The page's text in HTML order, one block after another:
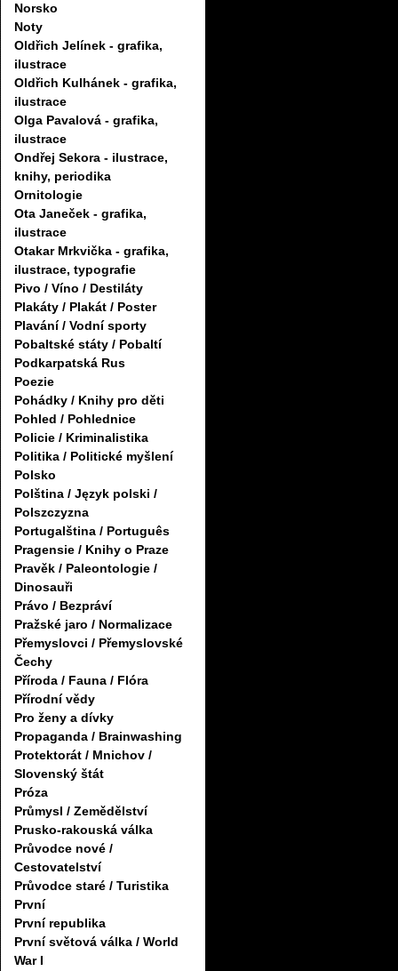
Norsko
Noty
Oldřich Jelínek - grafika,
ilustrace
Oldřich Kulhánek - grafika,
ilustrace
Olga Pavalová - grafika,
ilustrace
Ondřej Sekora - ilustrace,
knihy, periodika
Ornitologie
Ota Janeček - grafika,
ilustrace
Otakar Mrkvička - grafika,
ilustrace, typografie
Pivo / Víno / Destiláty
Plakáty / Plakát / Poster
Plavání / Vodní sporty
Pobaltské státy / Pobaltí
Podkarpatská Rus
Poezie
Pohádky / Knihy pro děti
Pohled / Pohlednice
Policie / Kriminalistika
Politika / Politické myšlení
Polsko
Polština / Język polski /
Polszczyzna
Portugalština / Português
Pragensie / Knihy o Praze
Pravěk / Paleontologie /
Dinosauři
Právo / Bezpráví
Pražské jaro / Normalizace
Přemyslovci / Přemyslovské
Čechy
Příroda / Fauna / Flóra
Přírodní vědy
Pro ženy a dívky
Propaganda / Brainwashing
Protektorát / Mnichov /
Slovenský štát
Próza
Průmysl / Zemědělství
Prusko-rakouská válka
Průvodce nové /
Cestovatelství
Průvodce staré / Turistika
První
První republika
První světová válka / World
War I